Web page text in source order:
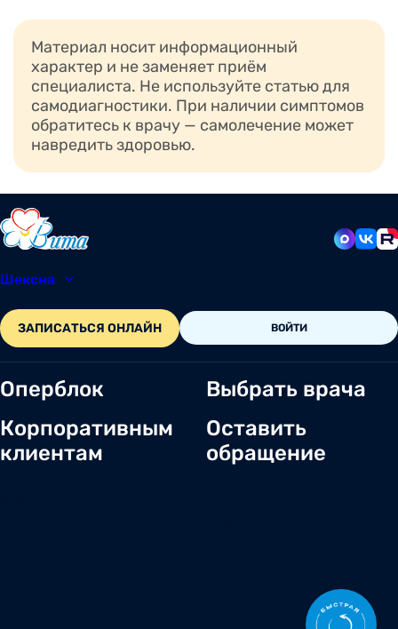
Материал носит информационный
характер и не заменяет приём
специалиста. Не используйте статью для
самодиагностики. При наличии симптомов
обратитесь к врачу — самолечение может
навредить здоровью.
Шексна
ЗАПИСАТЬСЯ ОНЛАЙН ВОЙТИ
Оперблок
Корпоративным
клиентам
Выбрать врача
Оставить
обращение